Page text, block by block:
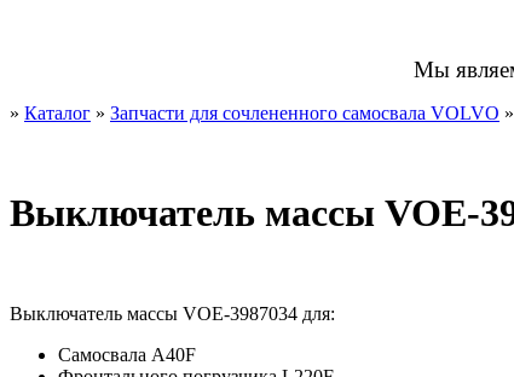
Мы
» Каталог » Запчасти для сочлененного самосвала VOLVO »
Выключатель массы VOE-
Выключатель массы VOE-3987034 для:
Самосвала A40F